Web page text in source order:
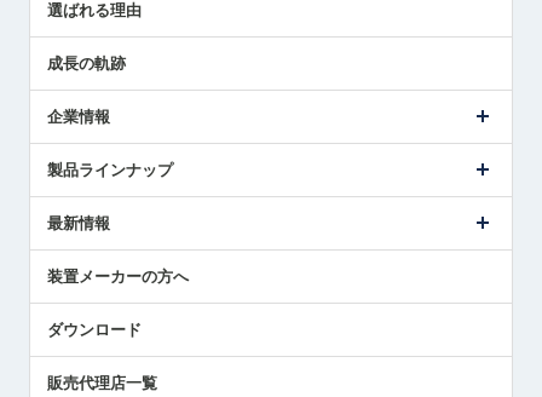
解決策提案
選ばれる理由
成長の軌跡
企業情報
ごあいさつ
受賞履歴
採用情報
国/地域/言語
製品ラインナップ
ツールセッタ製品
エアマイクロセンサ製品
最新情報
メトロールの技術
社員ブログ
中小企業のBCP地震対策
装置メーカーの方へ
ダウンロード
販売代理店一覧